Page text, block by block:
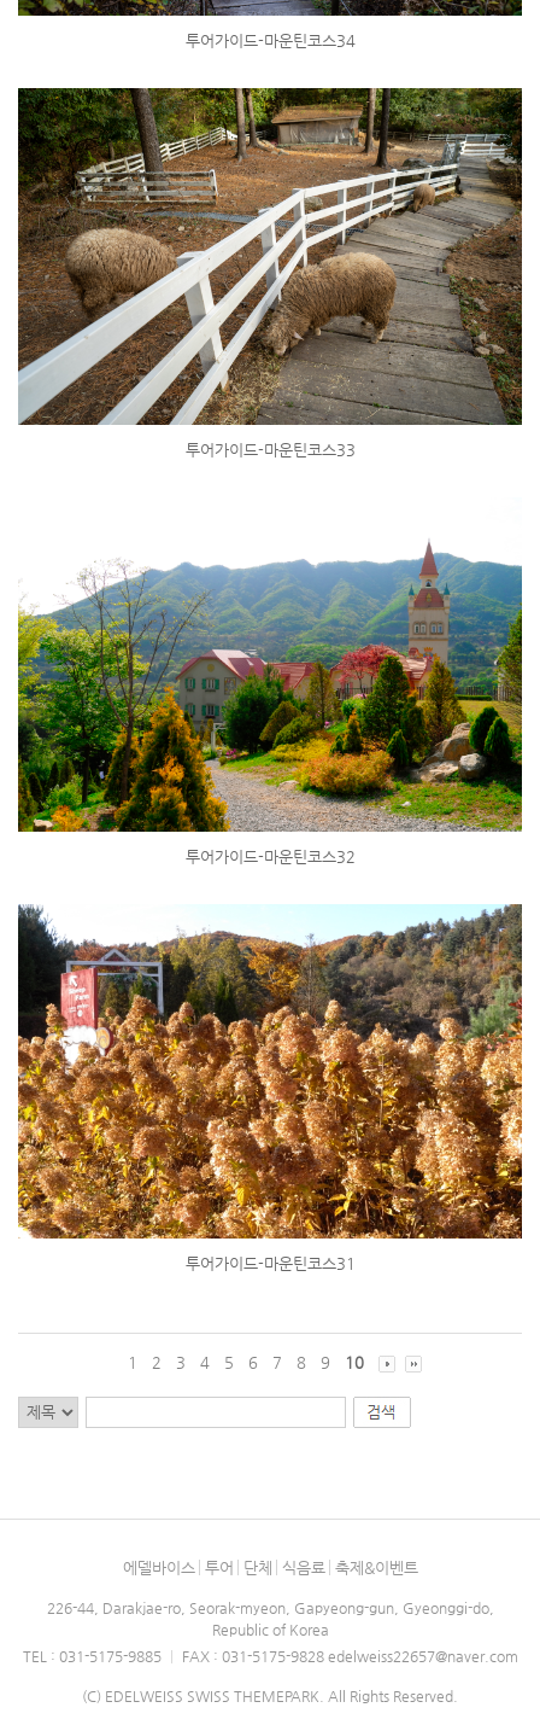
투어가이드-마운틴코스34
투어가이드-마운틴코스33
투어가이드-마운틴코스32
투어가이드-마운틴코스31
1 2 3 4 5 6 7 8 9 10
에델바이스 투어 단체 식음료 축제&이벤트
226-44, Darakjae-ro, Seorak-myeon, Gapyeong-gun, Gyeonggi-do,
Republic of Korea
TEL : 031-5175-9885
FAX : 031-5175-9828 edelweiss22657@naver.com
(C) EDELWEISS SWISS THEMEPARK. All Rights Reserved.